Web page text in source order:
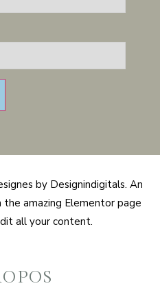
by Designindigitals. An
amazing Elementor page
all your content.